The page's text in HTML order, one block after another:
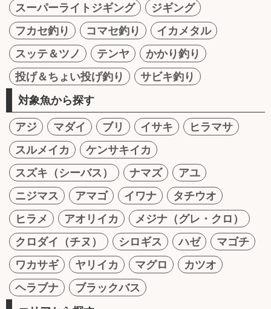
スーパーライトジギング
ジギング
フカセ釣り
コマセ釣り
イカメタル
スッテ＆ツノ
テンヤ
かかり釣り
投げ＆ちょい投げ釣り
サビキ釣り
対象魚から探す
アジ マダイ ブリ イサキ
ヒラマサ
スルメイカ
ケンサキイカ
スズキ（シーバス）
ナマズ
アユ
ニジマス
アマゴ イワナ
タチウオ
ヒラメ
アオリイカ
メジナ（グレ・クロ）
クロダイ（チヌ）
シロギス ハゼ
マゴチ
ワカサギ
ヤリイカ マグロ
カツオ
ヘラブナ
ブラックバス